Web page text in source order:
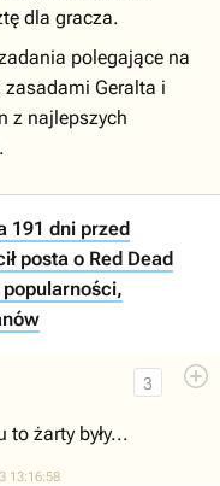
dla gracza.
polegające na
zasadami Geralta i
z najlepszych
191 dni przed
posta o Red Dead
3
żarty były...
13:16:58